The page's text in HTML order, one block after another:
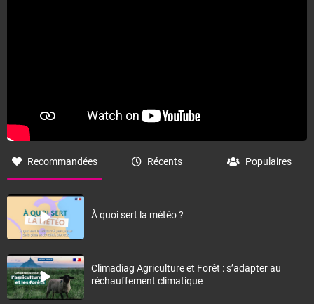
Recommandées Récents Populaires
À quoi sert la météo ?
Climadiag Agriculture et Forêt : s’adapter au
réchauffement climatique